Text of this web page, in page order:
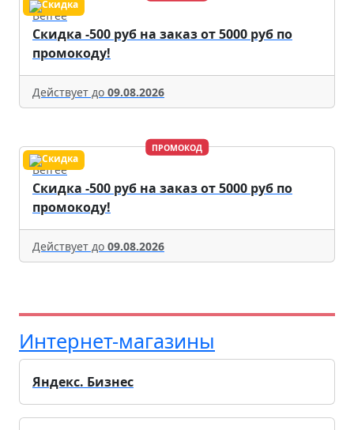
Befree
Скидка -500 руб на заказ от 5000 руб по
промокоду!
Действует до 09.08.2026
ПРОМОКОД
Befree
Скидка -500 руб на заказ от 5000 руб по
промокоду!
Действует до 09.08.2026
Интернет-магазины
Яндекс. Бизнес